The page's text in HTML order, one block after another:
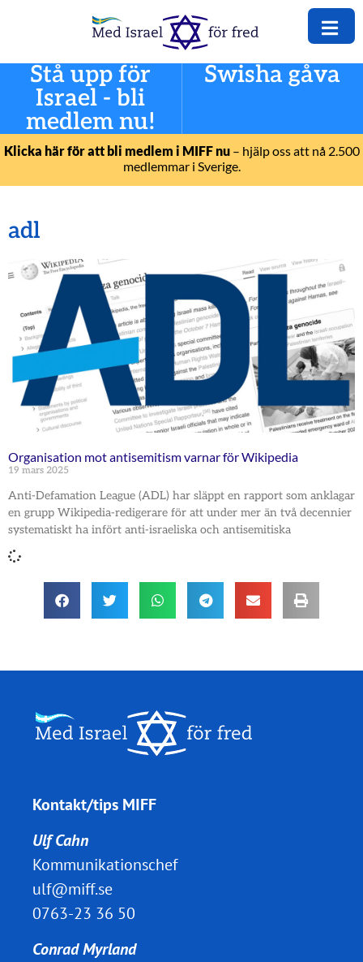
Stå upp för
Israel - bli
medlem nu!
Swisha gåva
Klicka här för att bli medlem i MIFF nu– hjälp oss att nå 2.500
medlemmar i Sverige.
adl
Organisation mot antisemitism varnar för Wikipedia
19 mars 2025
Anti-Defamation League (ADL) har släppt en rapport som anklagar
en grupp Wikipedia-redigerare för att under mer än två decennier
systematiskt ha infört anti-israeliska och antisemitiska
Kontakt/tips MIFF
Ulf Cahn
Kommunikationschef
ulf@miff.se
0763-23 36 50
Conrad Myrland